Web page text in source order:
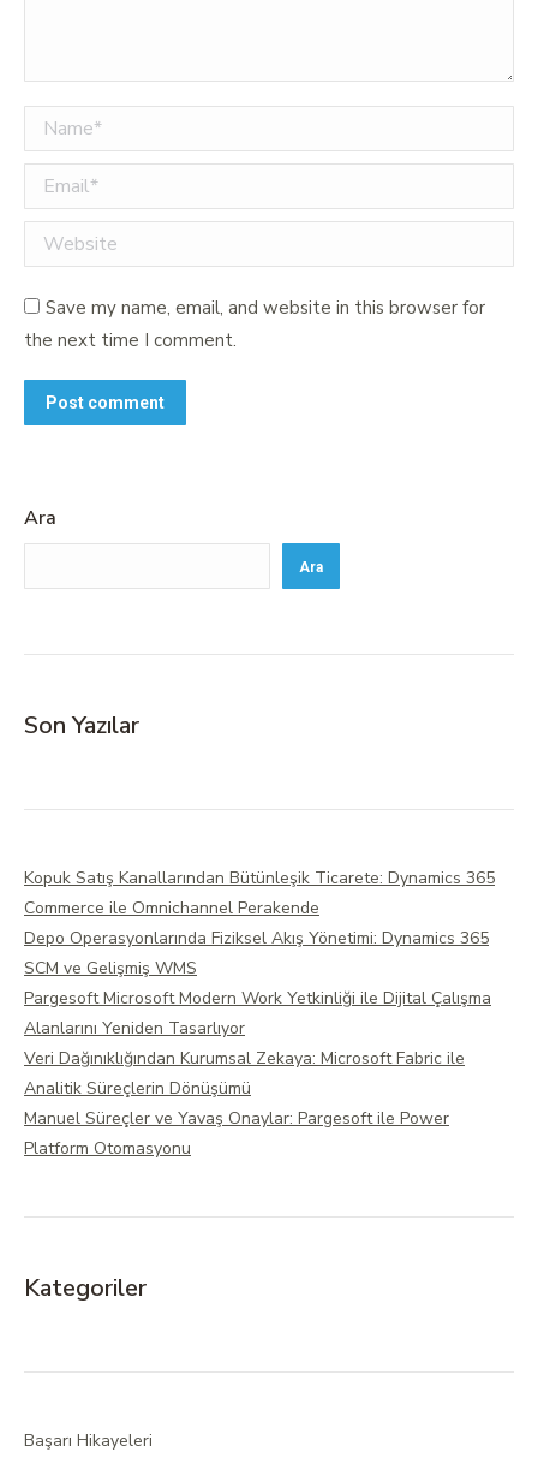
Name *
Email *
Website
Save my name, email, and website in this browser for
the next time I comment.
Post comment
Ara
Ara
Son Yazılar
Kopuk Satış Kanallarından Bütünleşik Ticarete: Dynamics 365
Commerce ile Omnichannel Perakende
Depo Operasyonlarında Fiziksel Akış Yönetimi: Dynamics 365
SCM ve Gelişmiş WMS
Pargesoft Microsoft Modern Work Yetkinliği ile Dijital Çalışma
Alanlarını Yeniden Tasarlıyor
Veri Dağınıklığından Kurumsal Zekaya: Microsoft Fabric ile
Analitik Süreçlerin Dönüşümü
Manuel Süreçler ve Yavaş Onaylar: Pargesoft ile Power
Platform Otomasyonu
Kategoriler
Başarı Hikayeleri